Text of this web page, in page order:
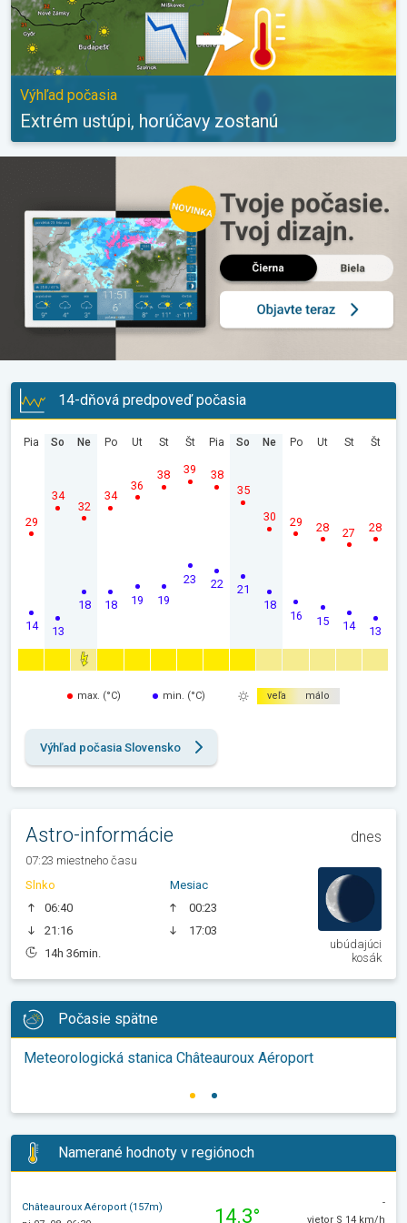
Výhľad počasia
Extrém ustúpi, horúčavy zostanú
14-dňová predpoveď počasia
Pia
14
29
So
13
34
Ne
18
32
Po
18
34
Ut
19
36
St
19
38
Št
23
39
Pia
22
38
So
21
35
Ne
18
30
Po
16
29
Ut
15
28
St
14
27
Št
13
28
max. (°C) min. (°C) veľa málo
Výhľad počasia Slovensko
Astro-informácie dnes
07:23 miestneho času
Slnko
06:40
21:16
14h 36min.
Mesiac
00:23
17:03
ubúdajúci
kosák
Počasie spätne
Meteorologická stanica Châteauroux Aéroport
Namerané hodnoty v regiónoch
Châteauroux Aéroport (157m)
14.3°
-
vietor S 14 km/h